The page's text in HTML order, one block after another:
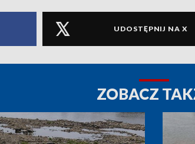
UDOSTĘPNIJ NA X
ZOBACZ